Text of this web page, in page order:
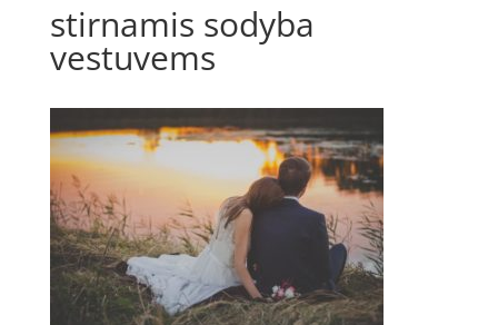
stirnamis sodyba
vestuvems